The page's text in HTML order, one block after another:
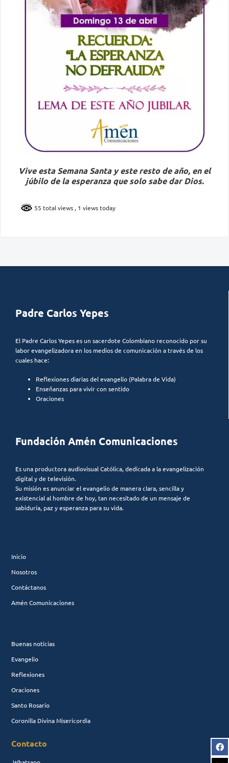
Vive esta Semana Santa y este resto de año, en el
júbilo de la esperanza que solo sabe dar Dios.
55 total views , 1 views today
Padre Carlos Yepes
El Padre Carlos Yepes es un sacerdote Colombiano reconocido por su
labor evangelizadora en los medios de comunicación a través de los
cuales hace:
Reflexiones diarias del evangelio (Palabra de Vida)
Enseñanzas para vivir con sentido
Oraciones
Fundación Amén Comunicaciones
Es una productora audiovisual Católica, dedicada a la evangelización
digital y de televisión.
Su misión es anunciar el evangelio de manera clara, sencilla y
existencial al hombre de hoy, tan necesitado de un mensaje de
sabiduría, paz y esperanza para su vida.
Inicio
Nosotros
Contáctanos
Amén Comunicaciones
Buenas noticias
Evangelio
Reflexiones
Oraciones
Santo Rosario
Coronilla Divina Misericordia
Contacto